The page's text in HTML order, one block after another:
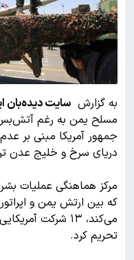
به گزارش سایت دیده‌بان
مسلح یمن به رغم آتش‌بس
جمهور آمریکا مبنی بر
دریای سرخ و خلیج عدن
که بین ارتش یمن و
تحریم کرد.